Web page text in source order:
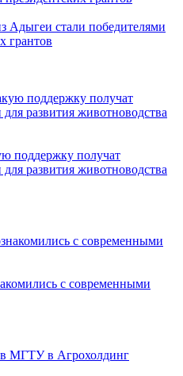
Адыгеи стали победителями
грантов
поддержку получат
развития животноводства
с современными